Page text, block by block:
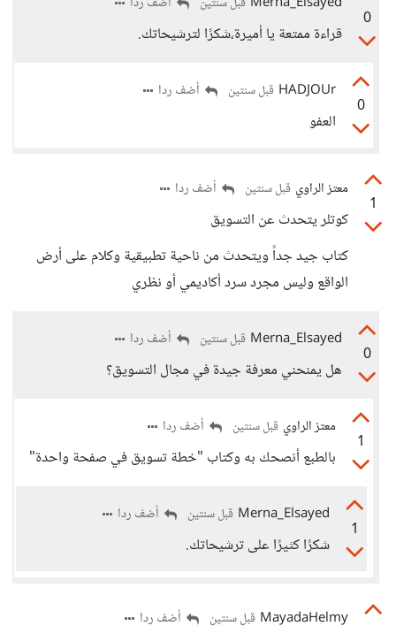
0
قراءة ممتعة يا أميرة،شكرًا لترشيحاتك.
0
HADJOUr قبل سنتين أضف ردا
العفو
1
معتز الراوي قبل سنتين أضف ردا
كوتلر يتحدث عن التسويق
كتاب جيد جداً ويتحدث من ناحية تطبيقية وكلام على أرض
الواقع وليس مجرد سرد أكاديمي أو نظري
0
Merna_Elsayed قبل سنتين أضف ردا
هل يمنحني معرفة جيدة في مجال التسويق؟
1
معتز الراوي قبل سنتين أضف ردا
بالطبع أنصحك به وكتاب "خطة تسويق في صفحة واحدة"
1
Merna_Elsayed قبل سنتين أضف ردا
شكرًا كثيرًا على ترشيحاتك.
MayadaHelmy قبل سنتين أضف ردا